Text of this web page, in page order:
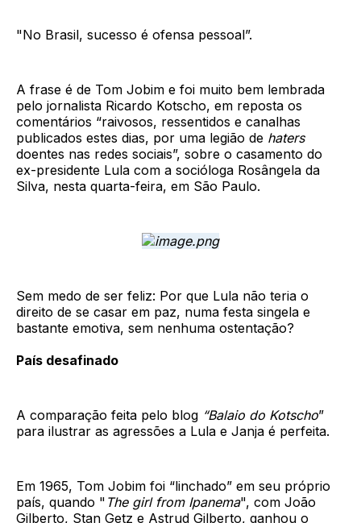
"No Brasil, sucesso é ofensa pessoal”.
A frase é de Tom Jobim e foi muito bem lembrada
pelo jornalista Ricardo Kotscho, em reposta os
comentários “raivosos, ressentidos e canalhas
publicados estes dias, por uma legião de haters
doentes nas redes sociais”, sobre o casamento do
ex-presidente Lula com a socióloga Rosângela da
Silva, nesta quarta-feira, em São Paulo.
Sem medo de ser feliz: Por que Lula não teria o
direito de se casar em paz, numa festa singela e
bastante emotiva, sem nenhuma ostentação?
País desafinado
A comparação feita pelo blog “Balaio do Kotscho”
para ilustrar as agressões a Lula e Janja é perfeita.
Em 1965, Tom Jobim foi “linchado” em seu próprio
país, quando " The girl from Ipanema", com João
Gilberto, Stan Getz e Astrud Gilberto, ganhou o